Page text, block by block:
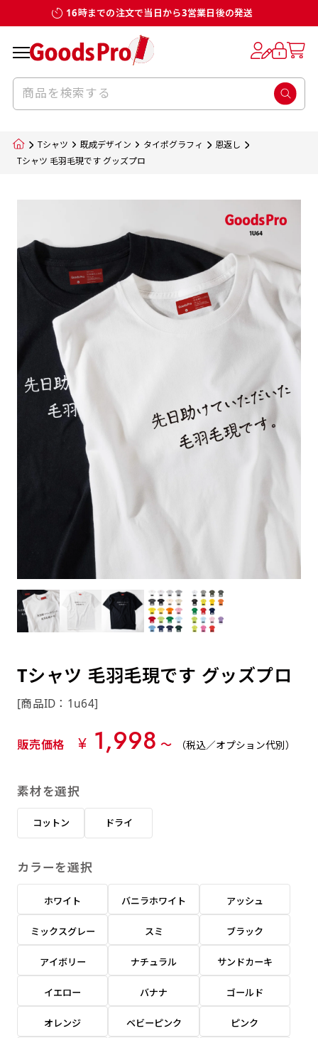
16時までの注文で当日から3営業日後の発送
Tシャツ 既成デザイン タイポグラフィ
恩返し
Tシャツ 毛羽毛現です グッズプロ
Tシャツ 毛羽毛現です グッズプロ
[商品ID：1u64]
販売価格 ¥ 1,998 〜 （税込／オプション代別）
素材を選択
コットン ドライ
カラーを選択
ホワイト バニラホワイト アッシュ
ミックスグレー スミ ブラック
アイボリー ナチュラル サンドカーキ
イエロー バナナ ゴールド
オレンジ ベビーピンク ピンク
個数 単価 金額
合計金額 ¥0 （税込）
カートに入れる
お客様からのデータ入稿でのぼり旗を製作
する場合
入稿いただくデータは基本的にイラストレー
のデータとさせていただいております。
で解像度200dp以上必要です）当社の取り扱
いの規格サイズにつきましてはデザインテン
プレートの用意がありますので、ご購入後マ
イページの「購入履歴」よりダウンロードし
てご利用くださいませ。
お客様自身でオリジナルのサイズで製作する
場合につきましてはご希望の仕上がりサイズ
に対して四辺（すべての辺をプラス10ｍｍ）
したサイズで製作ください。（重要な情報な
どについては仕上がりサイズから四辺内側に
20ｍｍ程度内側の範囲内でデザイン校正して
ください）
当社の既製デザインを利用してのぼり旗を
製作したい場合
のぼり旗の改造プランとなりますので改造の
程度によってデザイン加工費用が発生いたし
詳細はお問い合わせください。
リピート
つくった、◯◯のぼり」の様に曖昧でも構い
リピート（要画像確認）［ +298円 ］
返事を頂いたあとに製作開始いたします。
入稿（AI／PSD）
購入時の案内に沿って入稿してください。［
対応ファイル：AI／PSDファイル ］
入稿（AI／PSD）（要画像確認）［ +298円
］
弊社よりJPG画像をお送りします。ご確認のお
返事を頂いたあとに製作開始いたします。
デザイン変更なしでのご注文となります。
ルで製品デザインをしたデザインそのものを
指します。当グッズプロで販売として取り扱っ
該当いたします。既製のデザインを応用して自
分だけののぼり旗をつくりたい！などのデザ
イン改造や既製デザインに自分たちの団体の
名前入れや会社のロゴなどを挿入するなどの
相談もお請けしております。
名入れについて
当社の既製のぼり旗に対してお客様の任意の
テキストや企業情報・お店情報などを埋め込
むことができます。ご購入時にご希望の店舗
名などをご記載ください。専任のデザイナー
がバッチリデザインします。書体などのご指
定がなければ、のぼりのイメージに最適のフ
ォントを使用します。基本的にのぼりの下部
にショップ名、社名、電話番号が入ります。
データをお送りいただけましたらロゴの印刷
も出来ます。
お客様が納得するまで何度でもデザインの修
正をしますので、初めての方でもお気軽にご
相談ください。
する場合があります。
セル不可となります。
名入れ［+999円］
文字のみの名入れが可能です。
名入れ（要画像確認）［+1,298円］
のぼり旗のデザインをする際に、考えると良
のぼり旗のデザインとしては基本的に左側と
上側にポールを通すミミ（業界用語でチチと
ただ、お客様の飾り付けたい場所の風向きを
もしかしたら左側と上についているよりも右
側と上についていた方が良いと思うかもしれ
ません。
風向きを考えながらチチの向きを決めてから
デザインをするとどの方向でデザインをする
と良いかひらめくかもしれません。デザイン
の方向性につきましてはお客様の好みもあり
ますので、見られる方（お客様）ができる限
り反転したデザインをみるよりも正像でみら
れるデザインを提供したいかと思いますので
その辺を参考にするとよいかもしれません。
サイズ一覧
既製品のサイズについては以下のサイズ表の通
お客様オリジナルサイズで製作をしたい場合
につきましてはお気軽にご相談ください。
みする都合や・最終的なカットをする際の都合
など）のでサイズの指定につきましてはｍｍ単
位は不可となります。最終的なサイズも多少の
ズレ5ｍｍ程度は起きる可能性があります。
よく見かける一般的なのぼり旗のサイズです。
ほとんどのポールや注水台に使用できます。
ショート(60x150)
近距離の歩行者や、特に女性の目線を意識したい
スリム(45x180)
飾る場所に対して、標準サイズでは大きすぎると
感じる場合や、立てる本数を増やしたい場合はこ
ちらです。
幅が15cm 狭くなっておりスリムな印象を受けま
す。
サイズ一覧
既製品のサイズについては以下のサイズ表の通
お客様オリジナルサイズで製作をしたい場合
につきましてはお気軽にご相談ください。
みする都合や・最終的なカットをする際の都合
など）のでサイズの指定につきましてはｍｍ単
位は不可となります。最終的なサイズも多少の
ズレ5ｍｍ程度は起きる可能性があります。
よく見かける一般的なのぼり旗のサイズです。
ほとんどのポールや注水台に使用できます。
ショート(150x60)
近距離の歩行者や、特に女性の目線を意識したい
スリム(180x45)
飾る場所に対して、標準サイズでは大きすぎると
感じる場合や、立てる本数を増やしたい場合はこ
ちらです。
幅が15cm 狭くなっておりスリムな印象を受けま
す。
一般的にはチチの位置はのぼり旗に対して上
ポールに通す際には上辺２か所に対してチチ
が左右どちらでものぼり旗自体をポールにく
生地のふちを大きく棒袋状に縫いこみポール
を通す筒をつくります。ポール自体を包み込
むため、耐久性があがり、デザインがより目
立ちます。
カーブ形状の特殊なのぼり旗にも適合する加
工方法となります。
ハトメ加工
ハトメ（鳩目）とは、革や布などに開けた穴
を補強するために取り付けるリングです。壁
側にロープなどで固定して、突風で倒れること
も風向きによってずっと裏向きになってしまう
いこともありません。
上下チチ
（上と下）
左右チチ
（左右） （上と左右）
上下左右 チチ無し
上左チチと
ハトメ右下
上右チチと
ハトメ左下
左棒袋縫い
（上と左）
右棒袋縫い 上棒袋縫い 上下棒袋縫い
のぼり旗のチチについて
一般的にはチチの位置はのぼり旗に対して上
ポールに通す際には上辺２か所に対してチチ
が左右どちらでものぼり旗自体をポールにく
生地のふちを大きく棒袋状に縫いこみポール
を通す筒をつくります。ポール自体を包み込
むため、耐久性があがり、デザインがより目
立ちます。
カーブ形状の特殊なのぼり旗にも適合する加
工方法となります。
ハトメ加工
ハトメ（鳩目）とは、革や布などに開けた穴
を補強するために取り付けるリングです。壁
側にロープなどで固定して、突風で倒れること
も風向きによってずっと裏向きになってしまう
いこともありません。
上チチ 上下チチ 左右チチ
（上と左右） （四辺にチチ）
ハトメ四隅 ハトメ上2つ
ハトメ上4つ
（+1営業日）
ハトメ上下4つ
（+1営業日）
上棒袋縫い
（上のみ）
上下棒袋縫い
（上のみ） その他
補強縫製って何？
補強縫製とはヒートカッター（熱で焼き切る
をあげるために折り返し縫いをすることで風
の影響を受けやすい四辺の強度を増す加工で
各辺のおおむね3～5ｍｍ程度を折り返し、縫
い糸を走らせて補強します。加工をすることで
のぼり旗の１辺～４辺は折り返し加工されま
すのでその部分のホツレや裂けてしまうこと
を防止する効果があります。
棒袋縫いの場合、補強が無償で付いてきます。
チチのついてない長辺・
短辺を補強縫製します
三辺補強
［ +48円 ］
チチのついてない長辺・
四辺補強
のぼり旗の四辺すべてを
補強縫製します
生地の種類
ポンジ（一般）
一般的なのぼり旗の生地はポンジといわれる
厚みが約0.14ｍｍのとても薄い生地を使用し
ます。
のぼり旗製作で一番良く使用される生地で
す。生地の厚みが薄く、裏側にインクが浸透
しやすい生地です。
トロピカル（納期+1営業日）
［ +299円 ］
ワンランク厚手のトロピカル（生地の厚みが
ポンジをやや厚くした生地です。ポンジと比
べると約2倍の厚みがあります。タペストリー
スリット（切り込み）加工とは？
スリット（切り込み）を入れることで横幕が
疑似的にのれんのように見せるための加工手
法です。
1本（2分割）
［ +33円 ］
2本（3分割）
［ +66円 ］
［ +99円 ］
4本（5分割）
【注意点】
スリット（切り込み）は均等割りを意識して
カットラインを入れます。
デザインや絵柄をスリット加工時にカットす
る場合があります。
文字の上からカットされます
1本（2分割）の場合だと
文字の間にスリットが入ります